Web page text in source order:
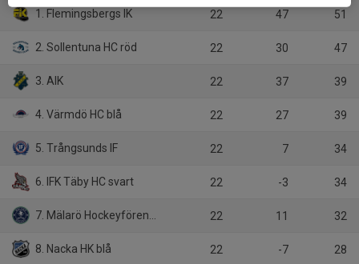
1. Flemingsbergs IK 22 47 51
2. Sollentuna HC röd 22 30 47
3. AIK 22 37 39
4. Värmdö HC blå 22 27 39
5. Trångsunds IF 22 7 34
6. IFK Täby HC svart 22 -3 34
7. Mälarö Hockeyförening 22 11 32
8. Nacka HK blå 22 -7 28